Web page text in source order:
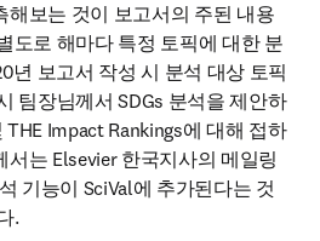
해보는 것이 보고서의 주된 내용
도로 해마다 특정 토픽에 대한 분
년 보고서 작성 시 분석 대상 토픽
팀장님께서 SDGs 분석을 제안하
Impact Rankings에 대해 접하
는 Elsevier 한국지사의 메일링
기능이 SciVal에 추가된다는 것
.